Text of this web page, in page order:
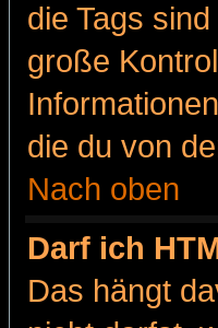
die Tags
große
die du von
Nach oben
Darf ich
Das hängt